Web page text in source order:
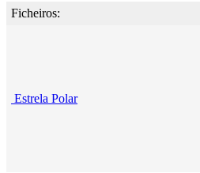
Ficheiros:
Estrela Polar